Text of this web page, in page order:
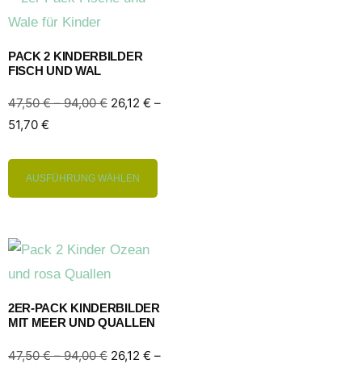
PACK 2 KINDERBILDER
FISCH UND WAL
47,50€ –94,00€ 26,12 € –
51,70 €
AUSFÜHRUNG WÄHLEN
2ER-PACK KINDERBILDER
MIT MEER UND QUALLEN
47,50€ –94,00€ 26,12 € –